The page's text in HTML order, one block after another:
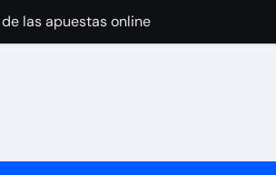
Around the World
Casino Play
Casino Play
las apuestas online